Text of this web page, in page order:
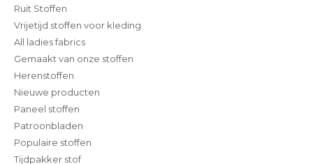
Ruit Stoffen
Vrijetijd stoffen voor kleding
All ladies fabrics
Gemaakt van onze stoffen
Herenstoffen
Nieuwe producten
Paneel stoffen
Patroonbladen
Populaire stoffen
Tijdpakker stof